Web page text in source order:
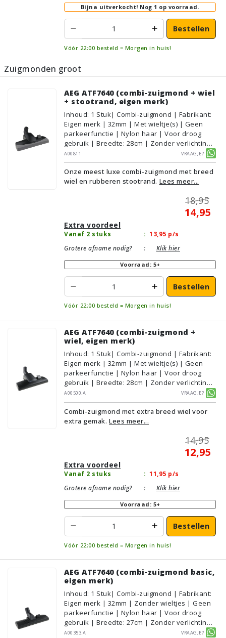
Bijna uitverkocht! Nog 1 op voorraad.
Bestellen
Vóór 22:00 besteld = Morgen in huis!
Zuigmonden groot
AEG ATF7640 (combi-zuigmond + wiel
+ stootrand, eigen merk)
Inhoud: 1 Stuk| Combi-zuigmond | Fabrikant:
Eigen merk | 32mm | Met wieltje(s) | Geen
parkeerfunctie | Nylon haar | Voor droog
gebruik | Breedte: 28cm | Zonder verlichting |
Zonder kliksysteem | Kleur: Grijs, Zwart |
Alternatief | Geschikt voor vloertype:
Plavuizen/Tegels, Parket/Laminaat,
PVC/Vinyl, Tapijt/Vloerbedekking
A00811 Vraagje?
Onze meest luxe combi-zuigmond met breed
wiel en rubberen stootrand. Lees meer...
18,95
14,95
Extra voordeel
Vanaf 2 stuks : 13,95 p/s
Grotere afname nodig?
: Klik hier
Voorraad: 5+
Bestellen
Vóór 22:00 besteld = Morgen in huis!
AEG ATF7640 (combi-zuigmond +
wiel, eigen merk)
Inhoud: 1 Stuk| Combi-zuigmond | Fabrikant:
Eigen merk | 32mm | Met wieltje(s) | Geen
parkeerfunctie | Nylon haar | Voor droog
gebruik | Breedte: 28cm | Zonder verlichting |
Zonder kliksysteem | Zwart | Alternatief |
Geschikt voor vloertype: Plavuizen/Tegels,
Parket/Laminaat, PVC/Vinyl,
Tapijt/Vloerbedekking
A00500.A Vraagje?
Combi-zuigmond met extra breed wiel voor
extra gemak. Lees meer...
14,95
12,95
Extra voordeel
Vanaf 2 stuks : 11,95 p/s
Grotere afname nodig?
: Klik hier
Voorraad: 5+
Bestellen
Vóór 22:00 besteld = Morgen in huis!
AEG ATF7640 (combi-zuigmond basic,
eigen merk)
Inhoud: 1 Stuk| Combi-zuigmond | Fabrikant:
Eigen merk | 32mm | Zonder wieltjes | Geen
parkeerfunctie | Nylon haar | Voor droog
gebruik | Breedte: 27cm | Zonder verlichting |
Zonder kliksysteem | Zwart | Alternatief |
A00353.A Vraagje?